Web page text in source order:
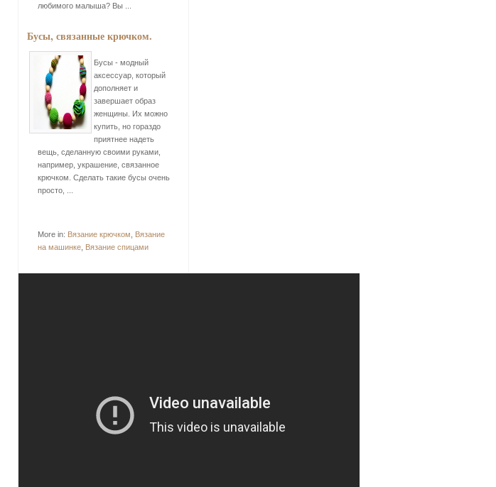
любимого малыша? Вы ...
Бусы, связанные крючком.
Бусы - модный
аксессуар, который
дополняет и
завершает образ
женщины. Их можно
купить, но гораздо
приятнее надеть
вещь, сделанную своими руками,
например, украшение, связанное
крючком. Сделать такие бусы очень
просто, ...
More in: Вязание крючком
Вязание
на машинке Вязание спицами